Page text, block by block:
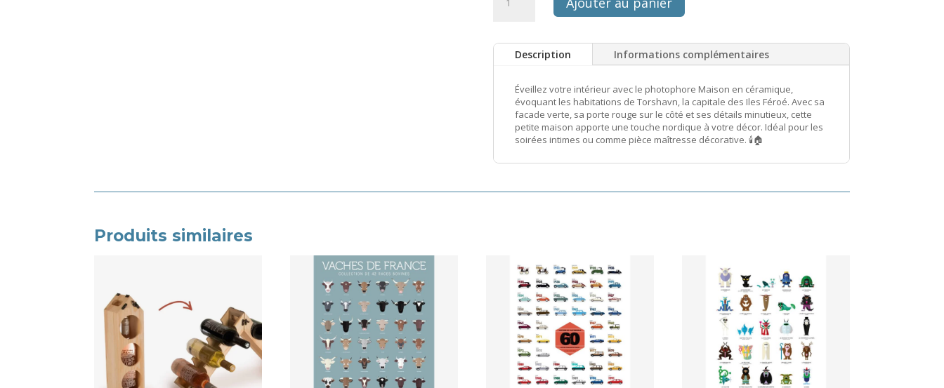
scandinave
ceramique
Laursen
porte
Description Informations complémentaires
Éveillez votre intérieur avec le photophore Maison en céramique,
évoquant les habitations de Torshavn, la capitale des Iles Féroé. Avec sa
facade verte, sa porte rouge sur le côté et ses détails minutieux, cette
petite maison apporte une touche nordique à votre décor. Idéal pour les
soirées intimes ou comme pièce maîtresse décorative. 🕯️🏠
Produits similaires